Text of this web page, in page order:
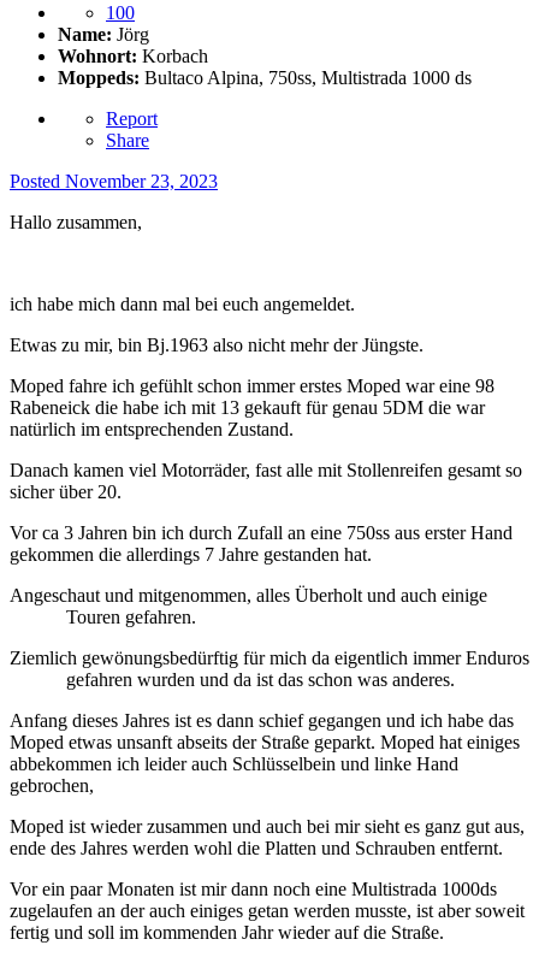
100
Name: Jörg
Wohnort: Korbach
Moppeds: Bultaco Alpina, 750ss, Multistrada 1000 ds
Report
Share
Posted November 23, 2023
Hallo zusammen,
ich habe mich dann mal bei euch angemeldet.
Etwas zu mir, bin Bj.1963 also nicht mehr der Jüngste.
Moped fahre ich gefühlt schon immer erstes Moped war eine 98
Rabeneick die habe ich mit 13 gekauft für genau 5DM die war
natürlich im entsprechenden Zustand.
Danach kamen viel Motorräder, fast alle mit Stollenreifen gesamt so
sicher über 20.
Vor ca 3 Jahren bin ich durch Zufall an eine 750ss aus erster Hand
gekommen die allerdings 7 Jahre gestanden hat.
Angeschaut und mitgenommen, alles Überholt und auch einige
Touren gefahren.
Ziemlich gewönungsbedürftig für mich da eigentlich immer Enduros
gefahren wurden und da ist das schon was anderes.
Anfang dieses Jahres ist es dann schief gegangen und ich habe das
Moped etwas unsanft abseits der Straße geparkt. Moped hat einiges
abbekommen ich leider auch Schlüsselbein und linke Hand
gebrochen,
Moped ist wieder zusammen und auch bei mir sieht es ganz gut aus,
ende des Jahres werden wohl die Platten und Schrauben entfernt.
Vor ein paar Monaten ist mir dann noch eine Multistrada 1000ds
zugelaufen an der auch einiges getan werden musste, ist aber soweit
fertig und soll im kommenden Jahr wieder auf die Straße.